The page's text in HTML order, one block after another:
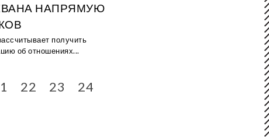
НАПРЯМУЮ
получить
об отношениях...
22 23 24